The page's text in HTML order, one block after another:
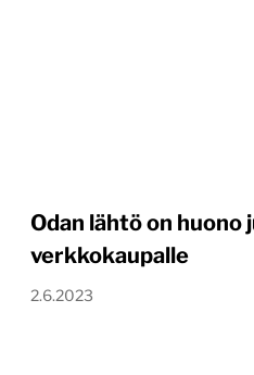
Odan lähtö on
verkkokaupalle
2.6.2023